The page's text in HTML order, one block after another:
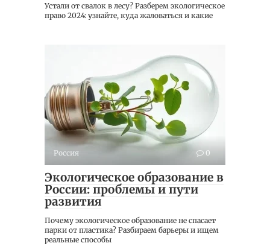
Устали от свалок в лесу? Разберем экологическое
право 2024: узнайте, куда жаловаться и какие
Россия 0
Экологическое образование в
России: проблемы и пути
развития
Почему экологическое образование не спасает
парки от пластика? Разбираем барьеры и ищем
реальные способы